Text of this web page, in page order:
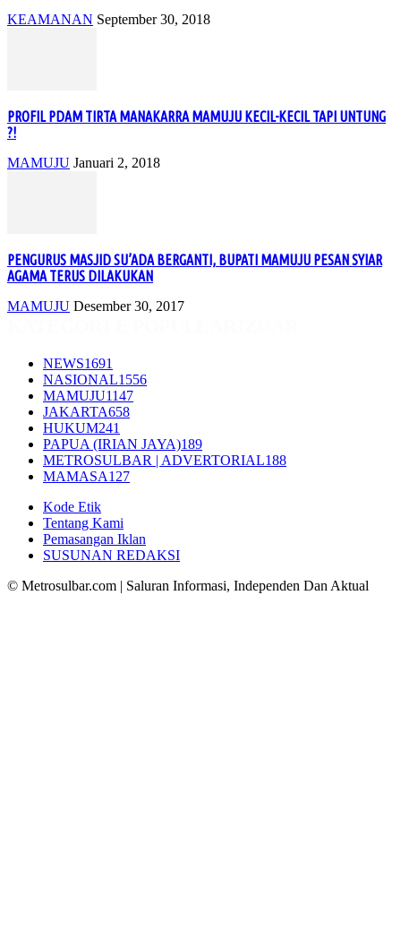
KEAMANAN September 30, 2018
PROFIL PDAM TIRTA MANAKARRA MAMUJU KECIL-KECIL TAPI UNTUNG
?!
MAMUJU Januari 2, 2018
PENGURUS MASJID SU’ADA BERGANTI, BUPATI MAMUJU PESAN SYIAR
AGAMA TERUS DILAKUKAN
MAMUJU Desember 30, 2017
NEWS1691
NASIONAL1556
MAMUJU1147
JAKARTA658
HUKUM241
PAPUA (IRIAN JAYA)189
METROSULBAR | ADVERTORIAL188
MAMASA127
Kode Etik
Tentang Kami
Pemasangan Iklan
SUSUNAN REDAKSI
© Metrosulbar.com | Saluran Informasi, Independen Dan Aktual